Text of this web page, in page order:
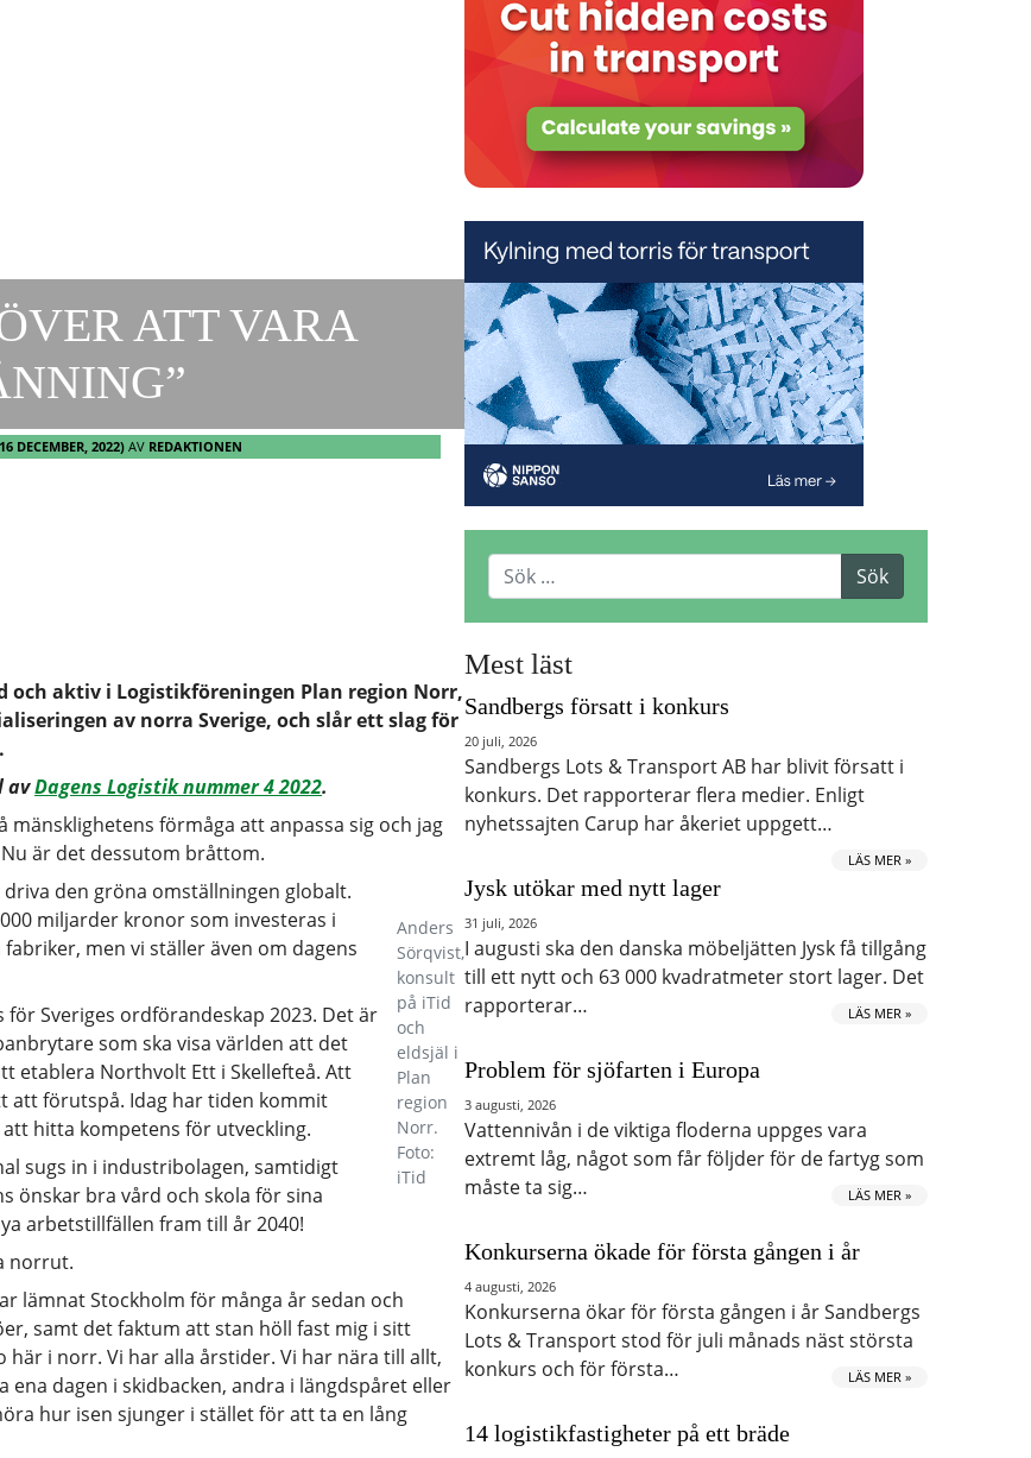
ATT VARA
DECEMBER, 2022)AV REDAKTIONEN
och aktiv i Logistikföreningen Plan region Norr,
av norra Sverige, och slår ett slag för
avDagens Logistik nummer 4 2022.
förmåga att anpassa sig och jag
är det dessutom bråttom.
Anders
Sörqvist,
konsult
på iTid
och
eldsjäl i
Plan
region
Norr.
Foto:
iTid
den gröna omställningen globalt.
miljarder kronor som investeras i
men vi ställer även om dagens
Sveriges ordförandeskap 2023. Det är
som ska visa världen att det
etablera Northvolt Ett i Skellefteå. Att
att förutspå. Idag har tiden kommit
hitta kompetens för utveckling.
sugs in i industribolagen, samtidigt
önskar bra vård och skola för sina
arbetstillfällen fram till år 2040!
norrut.
lämnat Stockholm för många år sedan och
samt det faktum att stan höll fast mig i sitt
i norr. Vi har alla årstider. Vi har nära till allt,
dagen i skidbacken, andra i längdspåret eller
hur isen sjunger i stället för att ta en lång
Mest läst
Sandbergs försatt i konkurs
20 juli, 2026
Sandbergs Lots & Transport AB har blivit försatt i
konkurs. Det rapporterar flera medier. Enligt
nyhetssajten Carup har åkeriet uppgett…
LÄS MER »
Jysk utökar med nytt lager
31 juli, 2026
I augusti ska den danska möbeljätten Jysk få tillgång
till ett nytt och 63 000 kvadratmeter stort lager. Det
rapporterar…
LÄS MER »
Problem för sjöfarten i Europa
3 augusti, 2026
Vattennivån i de viktiga floderna uppges vara
extremt låg, något som får följder för de fartyg som
måste ta sig…
LÄS MER »
Konkurserna ökade för första gången i år
4 augusti, 2026
Konkurserna ökar för första gången i år Sandbergs
Lots & Transport stod för juli månads näst största
konkurs och för första…
LÄS MER »
14 logistikfastigheter på ett bräde